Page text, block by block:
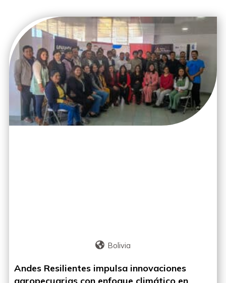
Bolivia
Andes Resilientes impulsa innovaciones
agropecuarias con enfoque climático en